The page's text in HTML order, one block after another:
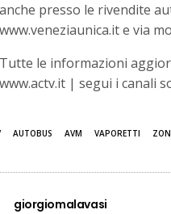
anche presso le rivendite
www.veneziaunica.it e via
Tutte le informazioni
www.actv.it | segui i canali
AUTOBUS AVM VAPORETTI
giorgiomalavasi